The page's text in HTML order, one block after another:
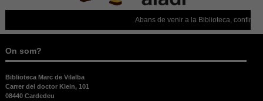
Abans de venir a la Biblioteca,
On som?
Biblioteca Marc de Vilalba
Carrer del doctor Klein, 101
08440 Cardedeu
Aquestes
cookies no
opcionals,